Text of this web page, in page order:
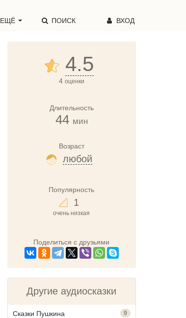
ЕЩЁ ПОИСК ВХОД
4.5
4 оценки
Длительность
44 мин
Возраст
любой
Популярность
1
очень низкая
Поделиться с друзьями
Другие аудиосказки
Сказки Пушкина 9